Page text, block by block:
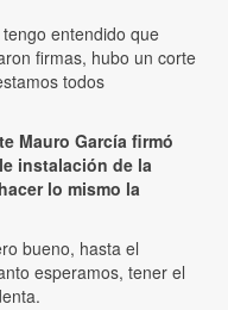
entendido que
firmas, hubo un corte
todos
Mauro García firmó
instalación de la
lo mismo la
bueno, hasta el
esperamos, tener el